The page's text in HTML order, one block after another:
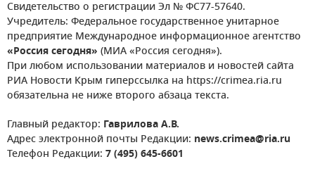
Свидетельство о регистрации Эл № ФС77-57640.
Учредитель: Федеральное государственное унитарное
предприятие Международное информационное агентство
«Россия сегодня» (МИА «Россия сегодня»).
При любом использовании материалов и новостей сайта
РИА Новости Крым гиперссылка на https://crimea.ria.ru
обязательна не ниже второго абзаца текста.
Главный редактор: Гаврилова А.В.
Адрес электронной почты Редакции: news.crimea@ria.ru
Телефон Редакции: 7 (495) 645-6601